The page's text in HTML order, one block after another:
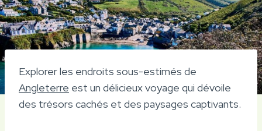
Explorer les endroits sous-estimés de
Angleterre est un délicieux voyage qui dévoile
des trésors cachés et des paysages captivants.